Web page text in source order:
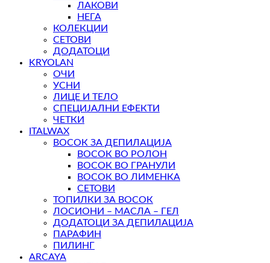
ЛАКОВИ
НЕГА
КОЛЕКЦИИ
СЕТОВИ
ДОДАТОЦИ
KRYOLAN
ОЧИ
УСНИ
ЛИЦЕ И ТЕЛО
СПЕЦИЈАЛНИ ЕФЕКТИ
ЧЕТКИ
ITALWAX
ВОСОК ЗА ДЕПИЛАЦИЈА
ВОСОК ВО РОЛОН
ВОСОК ВО ГРАНУЛИ
ВОСОК ВО ЛИМЕНКА
СЕТОВИ
ТОПИЛКИ ЗА ВОСОК
ЛОСИОНИ – МАСЛА – ГЕЛ
ДОДАТОЦИ ЗА ДЕПИЛАЦИЈА
ПАРАФИН
ПИЛИНГ
ARCAYA